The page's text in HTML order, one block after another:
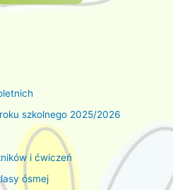
szkolnego 2025/2026
i ćwiczeń
ósmej